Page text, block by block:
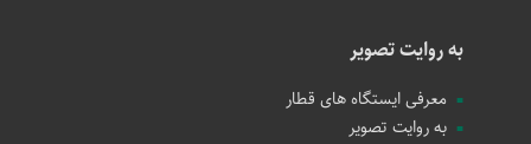
به روایت تصویر
معرفی ایستگاه های قطار
به روایت تصویر